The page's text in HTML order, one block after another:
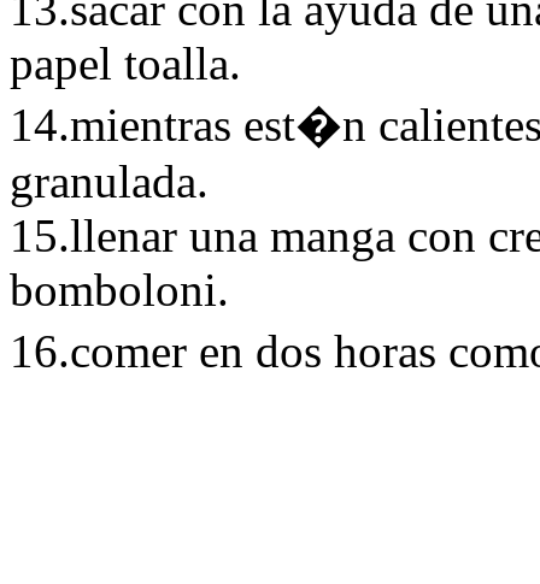
papel toalla.
14.mientras est�n
granulada.
15.llenar una manga con
bomboloni.
16.comer en dos horas